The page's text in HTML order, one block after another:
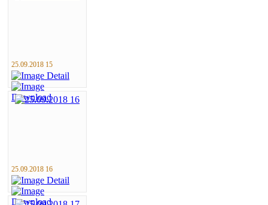
25.09.2018 15
25.09.2018 16